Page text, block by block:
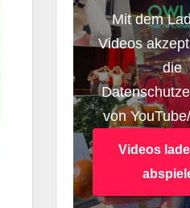
Mit dem
Videos
die
von
Videos